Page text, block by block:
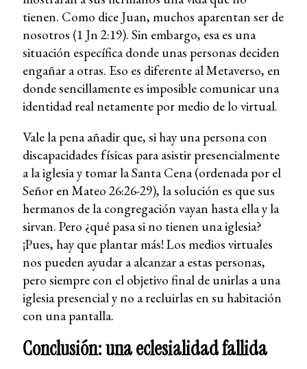
tienen. Como dice Juan, muchos aparentan ser de
nosotros (1 Jn 2:19). Sin embargo, esa es una
situación específica donde unas personas deciden
engañar a otras. Eso es diferente al Metaverso, en
donde sencillamente es imposible comunicar una
identidad real netamente por medio de lo virtual.
Vale la pena añadir que, si hay una persona con
discapacidades físicas para asistir presencialmente
a la iglesia y tomar la Santa Cena (ordenada por el
Señor en Mateo 26:26-29), la solución es que sus
hermanos de la congregación vayan hasta ella y la
sirvan. Pero ¿qué pasa si no tienen una iglesia?
¡Pues, hay que plantar más! Los medios virtuales
nos pueden ayudar a alcanzar a estas personas,
pero siempre con el objetivo final de unirlas a una
iglesia presencial y no a recluirlas en su habitación
con una pantalla.
Conclusión: una eclesialidad fallida